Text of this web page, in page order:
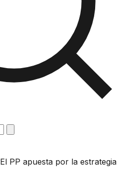
El PP apuesta por la estrategia